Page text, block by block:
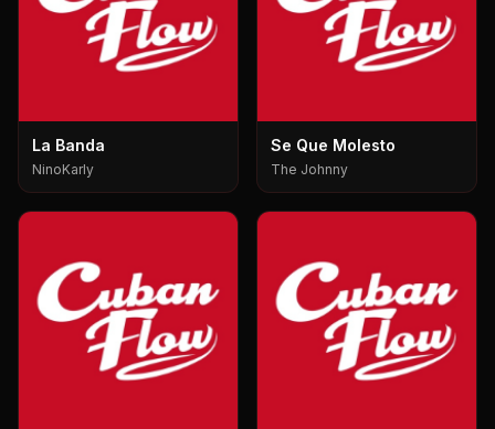
La Banda
NinoKarly
Se Que Molesto
The Johnny